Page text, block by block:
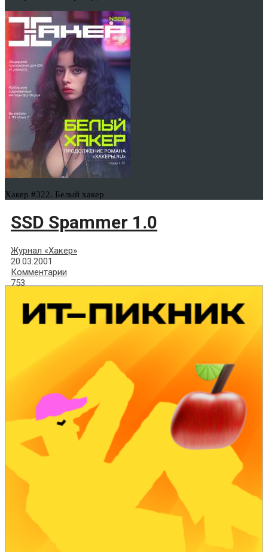
Хакер #322. Белый хакер
SSD Spammer 1.0
Журнал «Хакер»
20.03.2001
Комментарии
753